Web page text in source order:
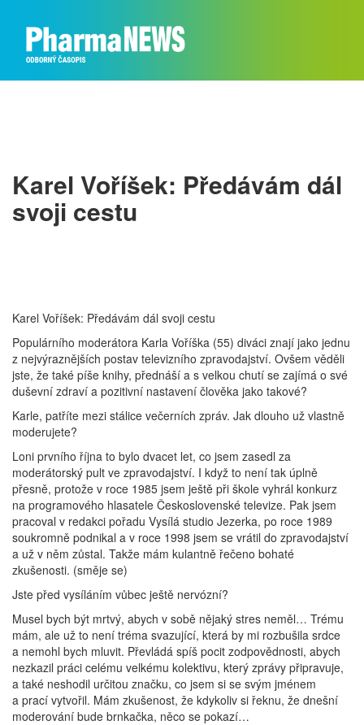
Karel Voříšek: Předávám dál
svoji cestu
Karel Voříšek: Předávám dál svoji cestu
Populárního moderátora Karla Voříška (55) diváci znají jako jednu
z nejvýraznějších postav televizního zpravodajství. Ovšem věděli
jste, že také píše knihy, přednáší a s velkou chutí se zajímá o své
duševní zdraví a pozitivní nastavení člověka jako takové?
Karle, patříte mezi stálice večerních zpráv. Jak dlouho už vlastně
moderujete?
Loni prvního října to bylo dvacet let, co jsem zasedl za
moderátorský pult ve zpravodajství. I když to není tak úplně
přesně, protože v roce 1985 jsem ještě při škole vyhrál konkurz
na programového hlasatele Československé televize. Pak jsem
pracoval v redakci pořadu Vysílá studio Jezerka, po roce 1989
soukromně podnikal a v roce 1998 jsem se vrátil do zpravodajství
a už v něm zůstal. Takže mám kulantně řečeno bohaté
zkušenosti. (směje se)
Jste před vysíláním vůbec ještě nervózní?
Musel bych být mrtvý, abych v sobě nějaký stres neměl… Trému
mám, ale už to není tréma svazující, která by mi rozbušila srdce
a nemohl bych mluvit. Převládá spíš pocit zodpovědnosti, abych
nezkazil práci celému velkému kolektivu, který zprávy připravuje,
a také neshodil určitou značku, co jsem si se svým jménem
a prací vytvořil. Mám zkušenost, že kdykoliv si řeknu, že dnešní
moderování bude brnkačka, něco se pokazí…